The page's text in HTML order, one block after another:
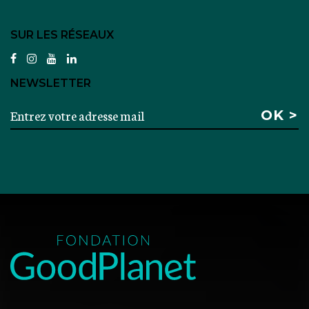
SUR LES RÉSEAUX
facebookinstagram
youtubelinkedin
NEWSLETTER